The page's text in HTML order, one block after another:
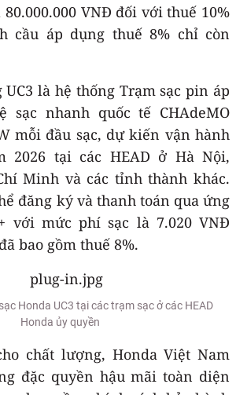
VNĐ đối với thuế 10%
cầu áp dụng thuế 8% chỉ còn
là hệ thống Trạm sạc pin áp
sạc nhanh quốc tế CHAdeMO
mỗi đầu sạc, dự kiến vận hành
2026 tại các HEAD ở Hà Nội,
Minh và các tỉnh thành khác.
đăng ký và thanh toán qua ứng
với mức phí sạc là 7.020 VNĐ
bao gồm thuế 8%.
Honda UC3 tại các trạm sạc ở các HEAD
Honda ủy quyền
chất lượng, Honda Việt Nam
đặc quyền hậu mãi toàn diện